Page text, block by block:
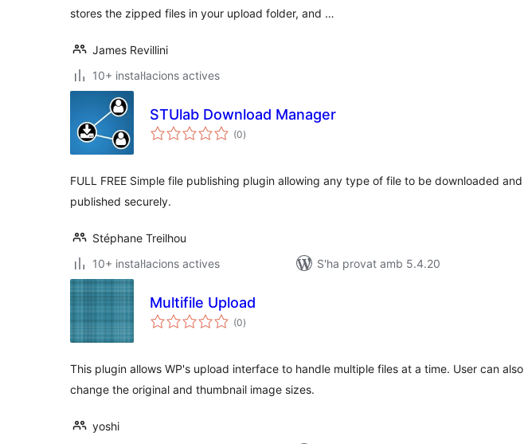
stores the zipped files in your upload folder, and …
James Revillini
10+ instal·lacions actives
STUlab Download Manager
(0puntuacions
totals
)
FULL FREE Simple file publishing plugin allowing any type of file to be downloaded and
published securely.
Stéphane Treilhou
10+ instal·lacions actives
S'ha provat amb 5.4.20
Multifile Upload
(0puntuacions
totals
)
This plugin allows WP's upload interface to handle multiple files at a time. User can also
change the original and thumbnail image sizes.
yoshi